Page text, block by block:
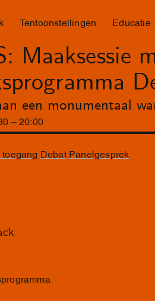
Tentoonstellingen Educatie
Maaksessie
een monumentaal
–20: 00
toegang Debat Panelgesprek